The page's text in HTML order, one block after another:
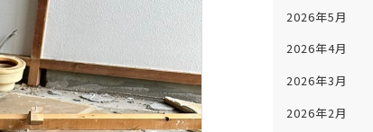
2026年5月
2026年4月
2026年3月
2026年2月